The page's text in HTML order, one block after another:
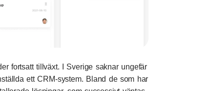
fortsatt tillväxt. I Sverige saknar ungefär
ett CRM-system. Bland de som har